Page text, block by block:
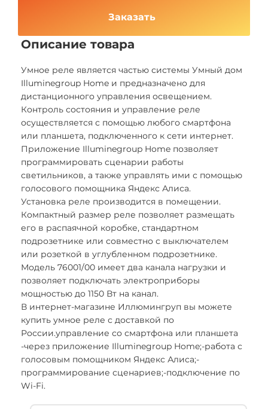
Заказать
Описание товара
Умное реле является частью системы Умный дом
Illuminegroup Home и предназначено для
дистанционного управления освещением.
Контроль состояния и управление реле
осуществляется с помощью любого смартфона
или планшета, подключенного к сети интернет.
Приложение Illuminegroup Home позволяет
программировать сценарии работы
светильников, а также управлять ими с помощью
голосового помощника Яндекс Алиса.
Установка реле производится в помещении.
Компактный размер реле позволяет размещать
его в распаячной коробке, стандартном
подрозетнике или совместно с выключателем
или розеткой в углубленном подрозетнике.
Модель 76001/00 имеет два канала нагрузки и
позволяет подключать электроприборы
мощностью до 1150 Вт на канал.
В интернет-магазине Иллюмингруп вы можете
купить умное реле с доставкой по
России.управление со смартфона или планшета
-через приложение Illuminegroup Home;-работа с
голосовым помощником Яндекс Алиса;-
программирование сценариев;-подключение по
Wi-Fi.